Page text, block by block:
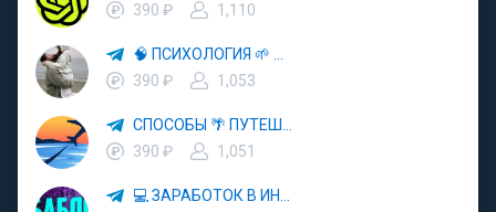
390 ₽
1,110
390 ₽
1,053
390 ₽
1,051